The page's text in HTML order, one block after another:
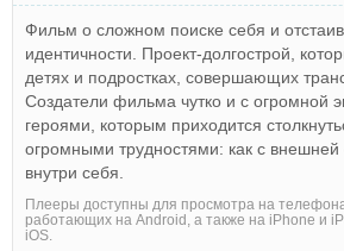
Фильм о сложном поиске себя и
идентичности. Проект-долгострой,
детях и подростках, совершающих
Создатели фильма чутко и с огромной
героями, которым приходится
огромными трудностями: как с внешней
внутри себя.
Плееры доступны для просмотра на
работающих на Android, а также на iPhone и
iOS.